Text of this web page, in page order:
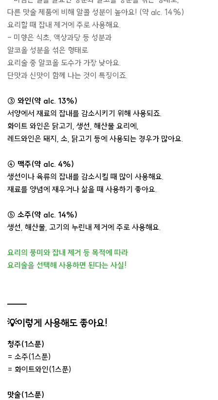
다른 맛술 제품에 비해 알콜 성분이 높아요! (약 alc. 14%)
요리할 때 잡내 제거에 주로 사용해요.
- 미향은 식초, 액상과당 등 성분과
알코올 성분을 섞은 형태로
요리술 중 알코올 도수가 가장 낮아요.
단맛과 신맛이 함께 나는 것이 특징이죠.
③ 와인(약 alc. 13%)
서양에서 재료의 잡내를 감소시키기 위해 사용되죠.
화이트 와인은 닭고기, 생선, 해산물 요리에,
레드와인은 돼지, 소, 닭고기 등에 사용되는 경우가 많아요.
④ 맥주(약 alc. 4%)
생선이나 육류의 잡내를 감소시킬 때 많이 사용해요.
재료를 양념에 재우거나 삶을 때 사용하기 좋아요.
⑤ 소주(약 alc. 14%)
생선, 해산물, 고기의 누린내 제거에 주로 사용해요.
요리의 풍미와 잡내 제거 등 목적에 따라
요리술을 선택해 사용하면 된다는 사실!
💡이렇게 사용해도 좋아요!
청주(1스푼)
= 소주(1스푼)
= 화이트와인(1스푼)
맛술(1스푼)